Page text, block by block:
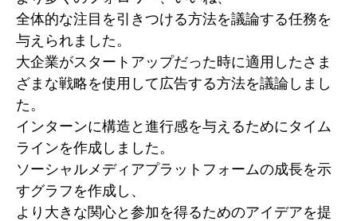
全体的な注目を引きつける方法を議論する任務を
与えられました。
大企業がスタートアップだった時に適用したさま
ざまな戦略を使用して広告する方法を議論しまし
た。
インターンに構造と進行感を与えるためにタイム
ラインを作成しました。
ソーシャルメディアプラットフォームの成長を示
すグラフを作成し、
より大きな関心と参加を得るためのアイデアを提